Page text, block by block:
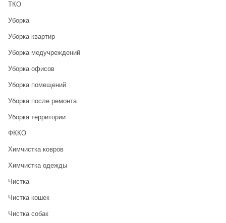
ТКО
Уборка
Уборка квартир
Уборка медучреждений
Уборка офисов
Уборка помещений
Уборка после ремонта
Уборка территории
ФККО
Химчистка ковров
Химчистка одежды
Чистка
Чистка кошек
Чистка собак